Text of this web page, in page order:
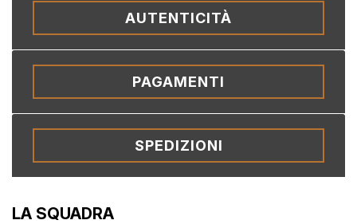
LA SQUADRA
AUTENTICITÀ
PAGAMENTI
SPEDIZIONI